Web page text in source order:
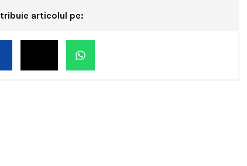
articolul pe: